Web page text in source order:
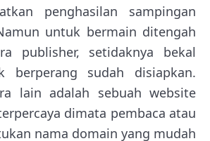
penghasilan sampingan
untuk bermain ditengah
publisher, setidaknya bekal
berperang sudah disiapkan.
lain adalah sebuah website
dimata pembaca atau
nama domain yang mudah